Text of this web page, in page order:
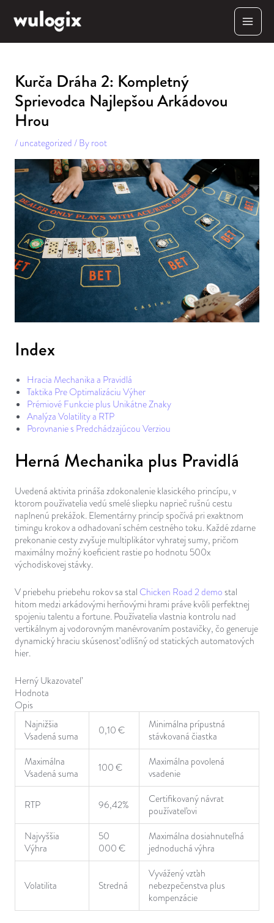
content
Kurča Dráha 2: Kompletný
Sprievodca Najlepšou Arkádovou
Hrou
/uncategorized/ Byroot
Index
Hracia Mechanika a Pravidlá
Taktika Pre Optimalizáciu Výher
Prémiové Funkcie plus Unikátne Znaky
Analýza Volatility a RTP
Porovnanie s Predchádzajúcou Verziou
Herná Mechanika plus Pravidlá
Uvedená aktivita prináša zdokonalenie klasického princípu, v
ktorom používatelia vedú smelé sliepku naprieč rušnú cestu
naplnenú prekážok. Elementárny princíp spočívá pri exaktnom
timingu krokov a odhadovaní schém cestného toku. Každé zdarne
prekonanie cesty zvyšuje multiplikátor vyhratej sumy, pričom
maximálny možný koeficient rastie po hodnotu 500x
východiskovej stávky.
V priebehu priebehu rokov sa stal Chicken Road 2 demostal
hitom medzi arkádovými herňovými hrami práve kvôli perfektnej
spojeniu talentu a fortune. Používatelia vlastnia kontrolu nad
vertikálnym aj vodorovným manévrovaním postavičky, čo generuje
dynamický hraciu skúsenosť odlišný od statických automatových
hier.
Herný Ukazovateľ
Hodnota
Opis
Najnižšia
Vsadená suma
0,10 €
Minimálna prípustná
stávkovaná čiastka
Maximálna
Vsadená suma
100 €
Maximálna povolená
vsadenie
RTP 96,42%
Certifikovaný návrat
používateľovi
Najvyššia
Výhra
50
000 €
Maximálna dosiahnuteľná
jednoduchá výhra
Volatilita Stredná
Vyvážený vzťah
nebezpečenstva plus
kompenzácie